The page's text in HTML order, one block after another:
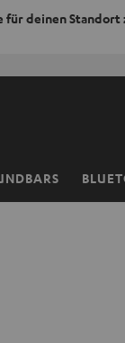
für deinen Standort